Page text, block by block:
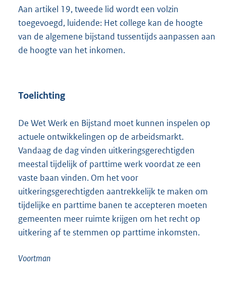
Aan artikel 19, tweede lid wordt een volzin
toegevoegd, luidende: Het college kan de hoogte
van de algemene bijstand tussentijds aanpassen aan
de hoogte van het inkomen.
Toelichting
De Wet Werk en Bijstand moet kunnen inspelen op
actuele ontwikkelingen op de arbeidsmarkt.
Vandaag de dag vinden uitkeringsgerechtigden
meestal tijdelijk of parttime werk voordat ze een
vaste baan vinden. Om het voor
uitkeringsgerechtigden aantrekkelijk te maken om
tijdelijke en parttime banen te accepteren moeten
gemeenten meer ruimte krijgen om het recht op
uitkering af te stemmen op parttime inkomsten.
Voortman